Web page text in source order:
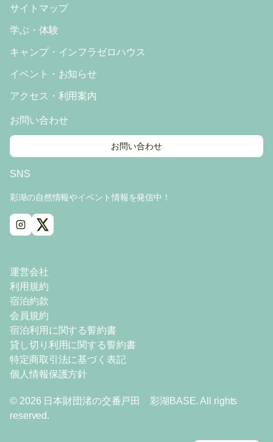
サイトマップ
学ぶ・体験
キャンプ・インフラゼロハウス
イベント・お知らせ
アクセス・利用案内
お問い合わせ
お問い合わせ
SNS
彩湖の自然情報やイベント情報を発信中！
運営会社
利用規約
宿泊約款
会員規約
宿泊利用に関する誓約書
貸し切り利用に関する誓約書
特定商取引法に基づく表記
個人情報保護方針
© 2026 日本財団渚の交番戸田 彩湖BASE. All rights
reserved.